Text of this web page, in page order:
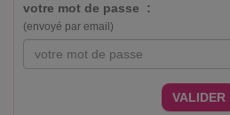
votre mot de passe :
(envoyé par email)
VALIDER